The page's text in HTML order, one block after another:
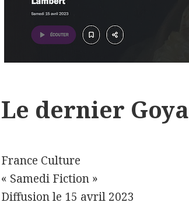
Le dernier Goya
France Culture
« Samedi Fiction »
Diffusion le 15 avril 2023